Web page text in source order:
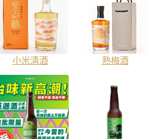
小米清酒 熟梅酒